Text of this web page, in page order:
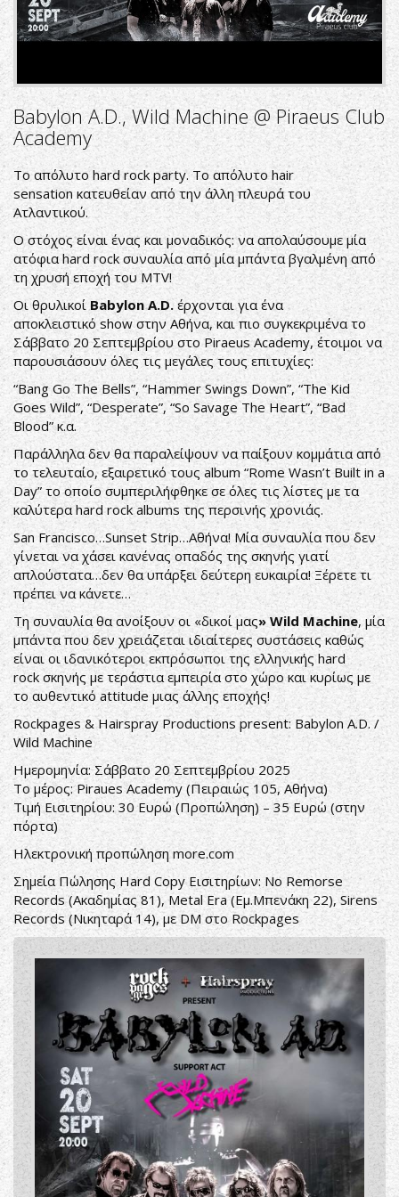
Babylon A.D., Wild Machine @ Piraeus Club
Academy
Το απόλυτο hard rock party. To απόλυτο hair
sensation κατευθείαν από την άλλη πλευρά του
Ατλαντικού.
Ο στόχος είναι ένας και μοναδικός: να απολαύσουμε μία
ατόφια hard rock συναυλία από μία μπάντα βγαλμένη από
τη χρυσή εποχή του MTV!
Οι θρυλικοίBabylon A.D.έρχονται για ένα
αποκλειστικό show στην Αθήνα, και πιο συγκεκριμένα το
Σάββατο 20 Σεπτεμβρίου στο Piraeus Academy, έτοιμοι να
παρουσιάσουν όλες τις μεγάλες τους επιτυχίες:
“Bang Go The Bells”, “Hammer Swings Down”, “The Kid
Goes Wild”, “Desperate”, “So Savage The Heart”, “Bad
Blood” κ.α.
Παράλληλα δεν θα παραλείψουν να παίξουν κομμάτια από
το τελευταίο, εξαιρετικό τους album “Rome Wasn’t Built in a
Day” το οποίο συμπεριλήφθηκε σε όλες τις λίστες με τα
καλύτερα hard rock albums της περσινής χρονιάς.
San Francisco…Sunset Strip…Αθήνα! Μία συναυλία που δεν
γίνεται να χάσει κανένας οπαδός της σκηνής γιατί
απλούστατα…δεν θα υπάρξει δεύτερη ευκαιρία! Ξέρετε τι
πρέπει να κάνετε…
Τη συναυλία θα ανοίξουν οι «δικοί μας» Wild Machine, μία
μπάντα που δεν χρειάζεται ιδιαίτερες συστάσεις καθώς
είναι οι ιδανικότεροι εκπρόσωποι της ελληνικής hard
rock σκηνής με τεράστια εμπειρία στο χώρο και κυρίως με
το αυθεντικό attitude μιας άλλης εποχής!
Rockpages & Hairspray Productions present: Babylon A.D. /
Wild Machine
Ημερομηνία: Σάββατο 20 Σεπτεμβρίου 2025
Το μέρος: Piraues Academy (Πειραιώς 105, Αθήνα)
Τιμή Εισιτηρίου: 30 Ευρώ (Προπώληση) – 35 Ευρώ (στην
πόρτα)
Ηλεκτρονική προπώλησηmore.com
Σημεία Πώλησης Hard Copy Εισιτηρίων: No Remorse
Records (Ακαδημίας 81), Metal Era (Εμ.Μπενάκη 22), Sirens
Records (Νικηταρά 14), με DM στο Rockpages